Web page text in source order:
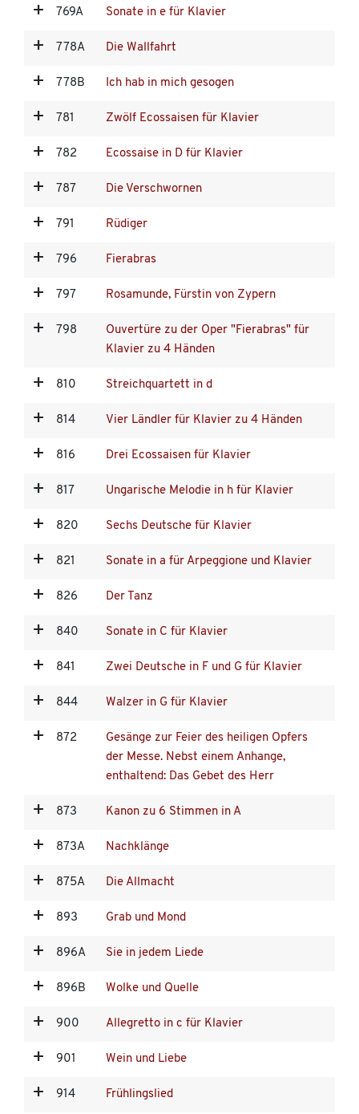
769A Sonate in e für Klavier
778A Die Wallfahrt
778B Ich hab in mich gesogen
781 Zwölf Ecossaisen für Klavier
782 Ecossaise in D für Klavier
787 Die Verschwornen
791 Rüdiger
796 Fierabras
797 Rosamunde, Fürstin von Zypern
798
Ouvertüre zu der Oper "Fierabras" für
Klavier zu 4 Händen
810 Streichquartett in d
814 Vier Ländler für Klavier zu 4 Händen
816 Drei Ecossaisen für Klavier
817 Ungarische Melodie in h für Klavier
820 Sechs Deutsche für Klavier
821 Sonate in a für Arpeggione und Klavier
826 Der Tanz
840 Sonate in C für Klavier
841 Zwei Deutsche in F und G für Klavier
844 Walzer in G für Klavier
872
Gesänge zur Feier des heiligen Opfers
der Messe. Nebst einem Anhange,
enthaltend: Das Gebet des Herr
873 Kanon zu 6 Stimmen in A
873A Nachklänge
875A Die Allmacht
893 Grab und Mond
896A Sie in jedem Liede
896B Wolke und Quelle
900 Allegretto in c für Klavier
901 Wein und Liebe
914 Frühlingslied